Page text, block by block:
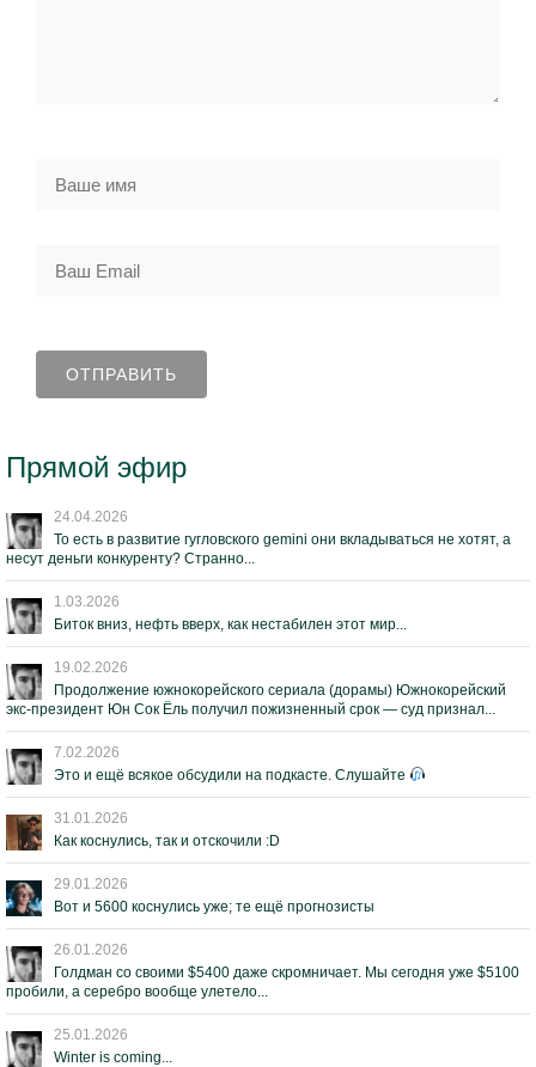
Прямой эфир
24.04.2026
То есть в развитие гугловского gemini они вкладываться не хотят, а
несут деньги конкуренту? Странно...
1.03.2026
Биток вниз, нефть вверх, как нестабилен этот мир...
19.02.2026
Продолжение южнокорейского сериала (дорамы) Южнокорейский
экс-президент Юн Сок Ёль получил пожизненный срок — суд признал...
7.02.2026
Это и ещё всякое обсудили на подкасте. Слушайте
31.01.2026
Как коснулись, так и отскочили :D
29.01.2026
Вот и 5600 коснулись уже; те ещё прогнозисты
26.01.2026
Голдман со своими $5400 даже скромничает. Мы сегодня уже $5100
пробили, а серебро вообще улетело...
25.01.2026
Winter is coming...